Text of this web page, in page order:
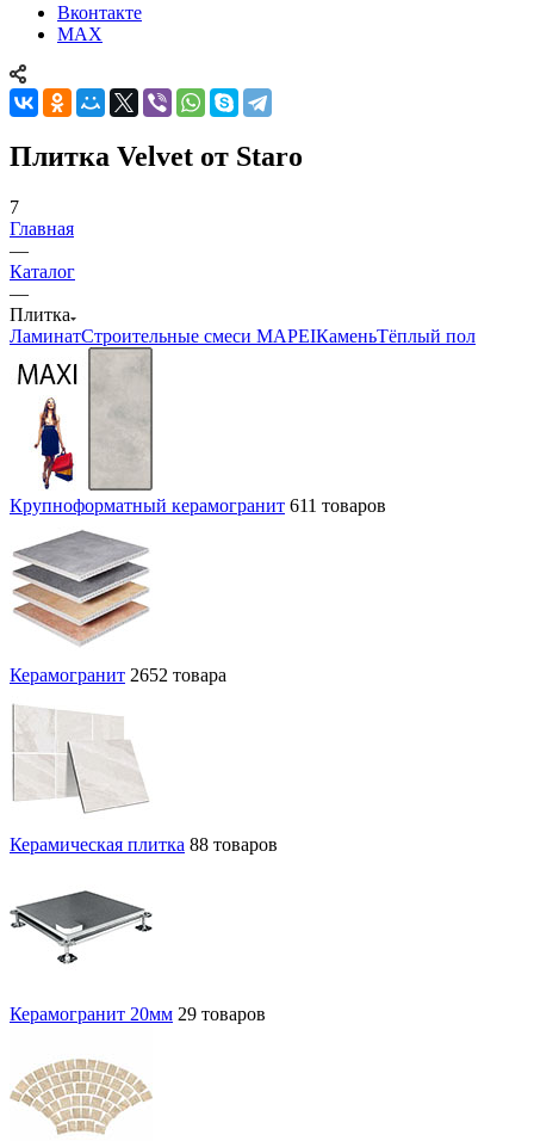
Вконтакте
MAX
Плитка Velvet от Staro
7
Главная
—
Каталог
—
Плитка
ЛаминатСтроительные смеси MAPEIКаменьТёплый пол
Крупноформатный керамогранит 611 товаров
Керамогранит 2652 товара
Керамическая плитка 88 товаров
Керамогранит 20мм 29 товаров